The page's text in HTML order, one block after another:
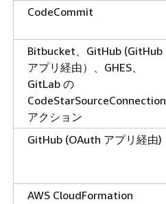
CodeCommit
Bitbucket、GitHub (GitHub
アプリ経由）、GHES、
GitLab の
CodeStarSourceConnection
アクション
GitHub (OAuth アプリ経由)
AWS CloudFormation